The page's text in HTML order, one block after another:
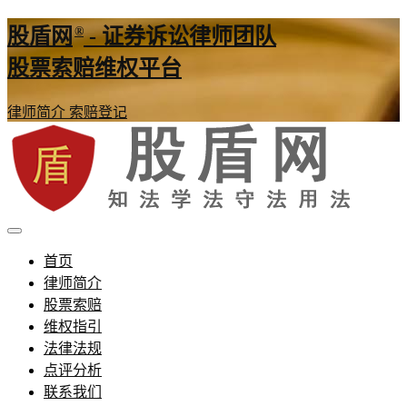
股盾网®- 证券诉讼律师团队
股票索赔维权平台
律师简介 索赔登记
股盾网
证券股票维权网
首页
律师简介
股票索赔
维权指引
法律法规
点评分析
联系我们